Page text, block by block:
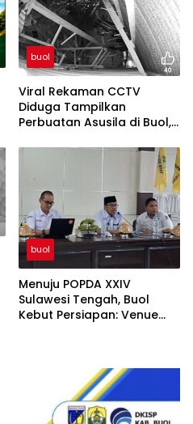
buol
Viral Rekaman CCTV
Diduga Tampilkan
Perbuatan Asusila di Buol,
Lakukan Penyelidikan
buol
Menuju POPDA XXIV
Sulawesi Tengah, Buol
Kebut Persiapan: Venue